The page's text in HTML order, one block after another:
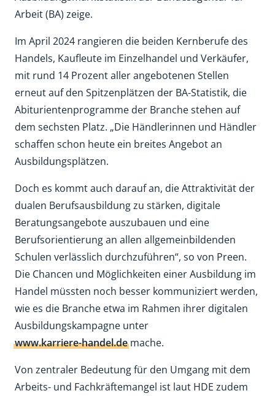
Arbeit (BA) zeige.
Im April 2024 rangieren die beiden Kernberufe des
Handels, Kaufleute im Einzelhandel und Verkäufer,
mit rund 14 Prozent aller angebotenen Stellen
erneut auf den Spitzenplätzen der BA-Statistik, die
Abiturientenprogramme der Branche stehen auf
dem sechsten Platz. „Die Händlerinnen und Händler
schaffen schon heute ein breites Angebot an
Ausbildungsplätzen.
Doch es kommt auch darauf an, die Attraktivität der
dualen Berufsausbildung zu stärken, digitale
Beratungsangebote auszubauen und eine
Berufsorientierung an allen allgemeinbildenden
Schulen verlässlich durchzuführen“, so von Preen.
Die Chancen und Möglichkeiten einer Ausbildung im
Handel müssten noch besser kommuniziert werden,
wie es die Branche etwa im Rahmen ihrer digitalen
Ausbildungskampagne unter
www.karriere-handel.demache.
Von zentraler Bedeutung für den Umgang mit dem
Arbeits- und Fachkräftemangel ist laut HDE zudem